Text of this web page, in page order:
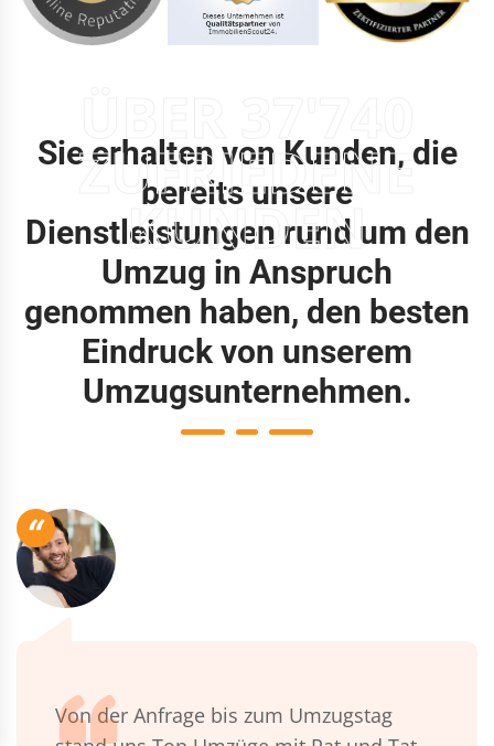
ZUFRIEDENE
KUNDEN
Sie erhalten von Kunden, die
bereits unsere
Dienstleistungen rund um den
Umzug in Anspruch
genommen haben, den besten
Eindruck von unserem
Umzugsunternehmen.
“
Von der Anfrage bis zum Umzugstag